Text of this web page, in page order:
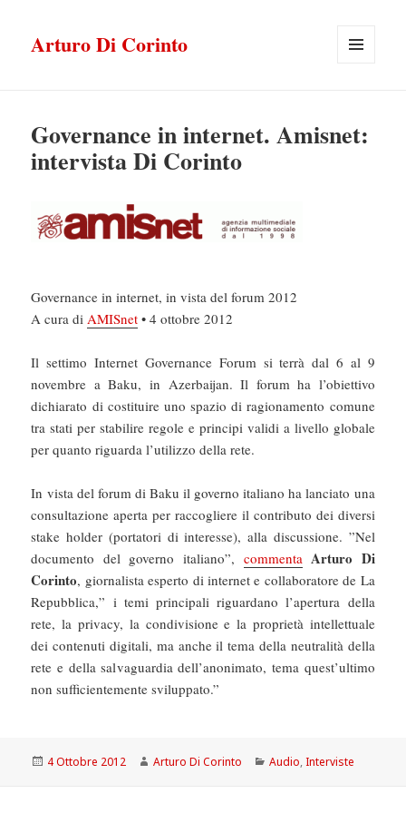
Arturo Di Corinto
Governance in internet. Amisnet:
intervista Di Corinto
Governance in internet, in vista del forum 2012
A cura diAMISnet • 4 ottobre 2012
Il settimo Internet Governance Forum si terrà dal 6 al 9
novembre a Baku, in Azerbaijan. Il forum ha l’obiettivo
dichiarato di costituire uno spazio di ragionamento comune
tra stati per stabilire regole e principi validi a livello globale
per quanto riguarda l’utilizzo della rete.
In vista del forum di Baku il governo italiano ha lanciato una
consultazione aperta per raccogliere il contributo dei diversi
stake holder (portatori di interesse), alla discussione. ”Nel
documento del governo italiano”, commenta Arturo Di
Corinto, giornalista esperto di internet e collaboratore de La
Repubblica,” i temi principali riguardano l’apertura della
rete, la privacy, la condivisione e la proprietà intellettuale
dei contenuti digitali, ma anche il tema della neutralità della
rete e della salvaguardia dell’anonimato, tema quest’ultimo
non sufficientemente sviluppato.”
Scritto
4 Ottobre 2012 Autore
Arturo Di Corinto Categorie
Audio,Interviste